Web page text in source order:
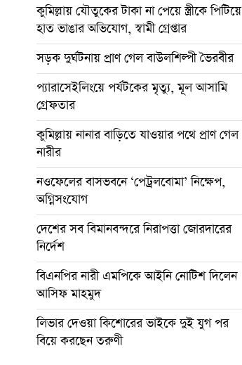
কুমিল্লায় যৌতুকের টাকা না পেয়ে স্ত্রীকে পিটিয়ে
হাত ভাঙার অভিযোগ, স্বামী গ্রেপ্তার
সড়ক দুর্ঘটনায় প্রাণ গেল বাউলশিল্পী ভৈরবীর
প্যারাসেইলিংয়ে পর্যটকের মৃত্যু, মূল আসামি
গ্রেফতার
কুমিল্লায় নানার বাড়িতে যাওয়ার পথে প্রাণ গেল
নারীর
নওফেলের বাসভবনে ‘পেট্রলবোমা’ নিক্ষেপ,
অগ্নিসংযোগ
দেশের সব বিমানবন্দরে নিরাপত্তা জোরদারের
নির্দেশ
বিএনপির নারী এমপিকে আইনি নোটিশ দিলেন
আসিফ মাহমুদ
লিভার দেওয়া কিশোরের ভাইকে দুই যুগ পর
বিয়ে করছেন তরুণী